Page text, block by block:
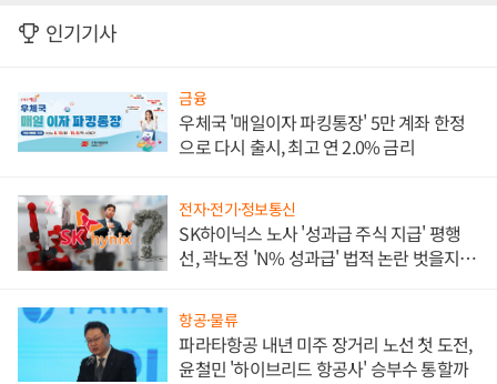
인기기사
금융
우체국 '매일이자 파킹통장' 5만 계좌 한정
으로 다시 출시, 최고 연 2.0% 금리
전자·전기·정보통신
SK하이닉스 노사 '성과급 주식 지급' 평행
선, 곽노정 'N% 성과급' 법적 논란 벗을지 주
항공·물류
파라타항공 내년 미주 장거리 노선 첫 도전,
윤철민 '하이브리드 항공사' 승부수 통할까